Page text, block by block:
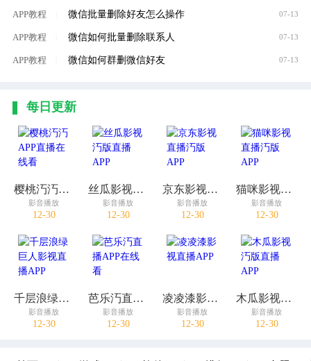
APP教程 微信批量删除好友怎么操作 07-13
APP教程 微信如何批量删除联系人 07-13
APP教程 微信如何群删微信好友 07-13
每日更新
樱桃汅汅APP直播在线看
影音播放
12-30
丝瓜影视汅版直播APP
影音播放
12-30
京东影视直播汅版APP
影音播放
12-30
猫咪影视直播汅版APP
影音播放
12-30
千层浪绿巨人影视直播APP
影音播放
12-30
芭乐汅直播APP在线看
影音播放
12-30
凌凌漆影视直播APP
影音播放
12-30
木瓜影视汅版直播APP
影音播放
12-30